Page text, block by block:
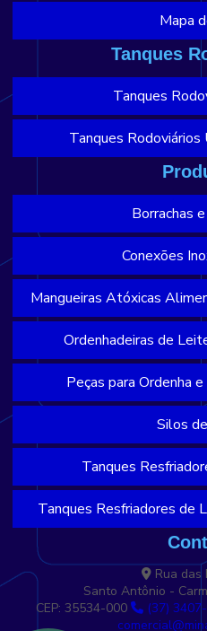
Mapa
Tanques
Tanques
Tanques
Borrachas
Conexões
Mangueiras Atóxicas
Ordenhadeiras de
Peças para Ordenha
Silos
Tanques
Tanques Resfriadores de
Rua das
Santo Antônio -
CEP: 35534-000
(37)